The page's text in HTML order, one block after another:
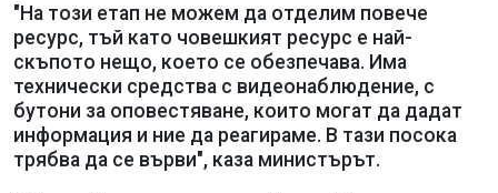
"На този етап не можем да отделим повече
ресурс, тъй като човешкият ресурс е най-
скъпото нещо, което се обезпечава. Има
технически средства с видеонаблюдение, с
бутони за оповестяване, които могат да дадат
информация и ние да реагираме. В тази посока
трябва да се върви", каза министърът.